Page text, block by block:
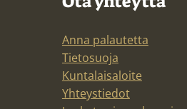
Anna palautetta
Tietosuoja
Kuntalaisaloite
Yhteystiedot